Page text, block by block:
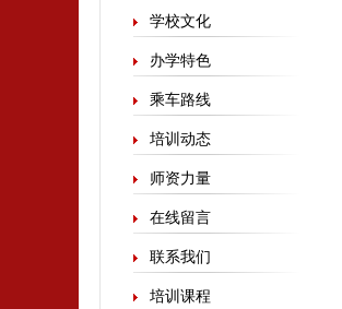
学校文化
办学特色
乘车路线
培训动态
师资力量
在线留言
联系我们
培训课程